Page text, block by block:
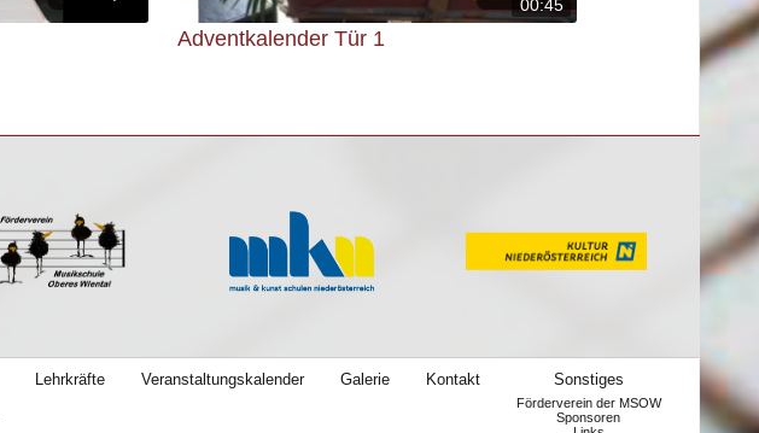
00:45
Adventkalender Tür 1
Lehrkräfte Veranstaltungskalender Galerie Kontakt Sonstiges
Förderverein der MSOW
Sponsoren